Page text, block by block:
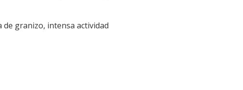
granizo, intensa actividad